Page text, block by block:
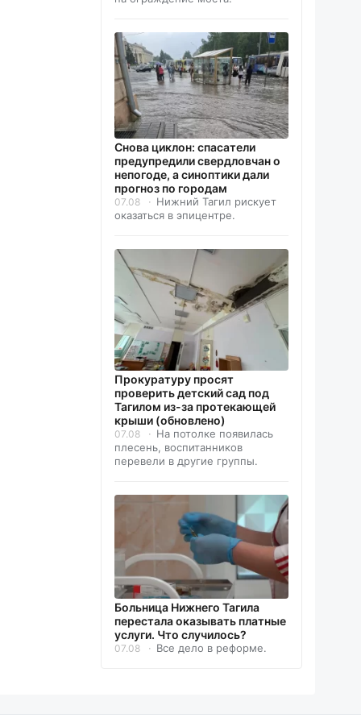
Снова циклон: спасатели
предупредили свердловчан о
непогоде, а синоптики дали
прогноз по городам
07.08
Нижний Тагил рискует
оказаться в эпицентре.
Прокуратуру просят
проверить детский сад под
Тагилом из-за протекающей
крыши (обновлено)
07.08
На потолке появилась
плесень, воспитанников
перевели в другие группы.
Больница Нижнего Тагила
перестала оказывать платные
услуги. Что случилось?
07.08 Все дело в реформе.